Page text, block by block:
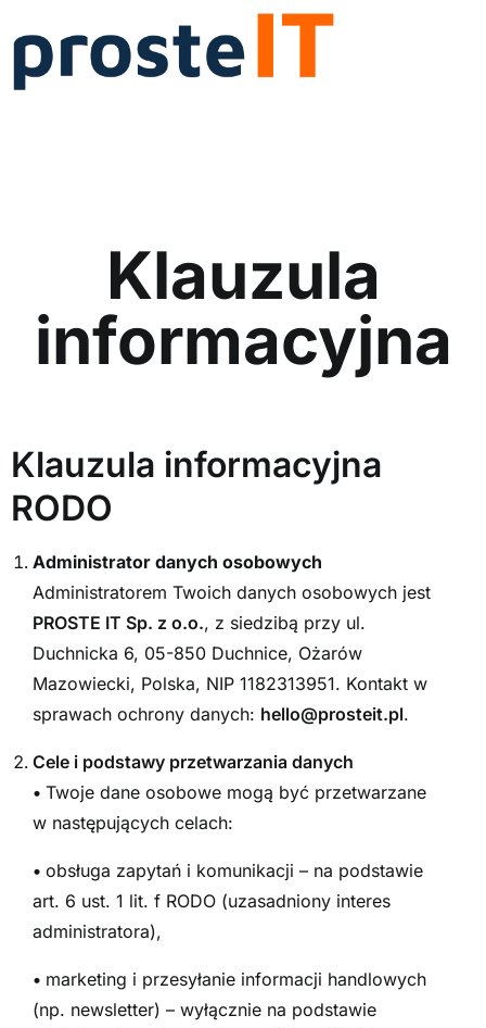
Klauzula
informacyjna
Klauzula informacyjna
RODO
Administrator danych osobowych
Administratorem Twoich danych osobowych jest
PROSTE IT Sp. z o.o., z siedzibą przy ul.
Duchnicka 6, 05-850 Duchnice, Ożarów
Mazowiecki, Polska, NIP 1182313951. Kontakt w
sprawach ochrony danych: hello@prosteit.pl.
Cele i podstawy przetwarzania danych
• Twoje dane osobowe mogą być przetwarzane
w następujących celach:
• obsługa zapytań i komunikacji – na podstawie
art. 6 ust. 1 lit. f RODO (uzasadniony interes
administratora),
• marketing i przesyłanie informacji handlowych
(np. newsletter) – wyłącznie na podstawie